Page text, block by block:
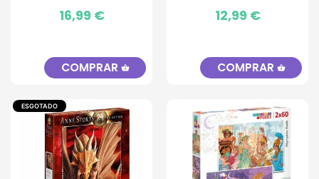
Preço
16,99 €
COMPRAR shopping_basket
Preço
12,99 €
COMPRAR shopping_basket
ESGOTADO